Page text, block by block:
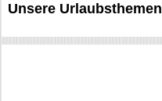
Unsere Urlaubsthemen